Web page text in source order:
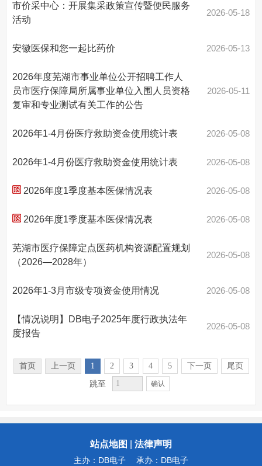
市价采中心：开展集采政策宣传暨便民服务
活动
2026-05-18
安徽医保和您一起比药价 2026-05-13
2026年度芜湖市事业单位公开招聘工作人
员市医疗保障局所属事业单位入围人员资格
复审和专业测试有关工作的公告
2026-05-11
2026年1-4月份医疗救助资金使用统计表 2026-05-08
2026年1-4月份医疗救助资金使用统计表 2026-05-08
2026年度1季度基本医保情况表 2026-05-08
2026年度1季度基本医保情况表 2026-05-08
芜湖市医疗保障定点医药机构资源配置规划
（2026—2028年）
2026-05-08
2026年1-3月市级专项资金使用情况 2026-05-08
【情况说明】DB电子2025年度行政执法年
度报告
2026-05-08
首页 上一页 1 2 3 4 5 下一页 尾页
跳至 确认
站点地图 法律声明
主办：DB电子 承办：DB电子